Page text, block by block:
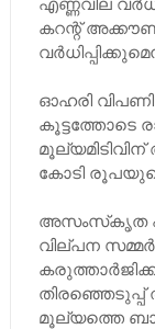
കറന്റ്
ഓഹരി
കൂട്ടത്തോടെ
മൂല്യമിടിവിന്
കോടി
അസംസ്‌കൃത
വില്പന
മൂല്യത്തെ